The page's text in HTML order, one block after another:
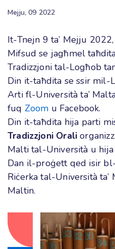
Mejju, 09 2022
It-Tnejn 9 ta’ Mejju
Mifsud se jagħmel
Tradizzjoni tal-Logħob
Din it-taħdita se ssir
Arti fl-Università ta’
fuq Zoom u Facebook.
Din it-taħdita hija parti
Tradizzjoni Orali
Malti tal-Università u
Dan il-proġett qed isir
Riċerka tal-Università ta’
Maltin.